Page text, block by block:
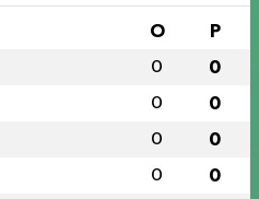
O P
0 0
0 0
0 0
0 0